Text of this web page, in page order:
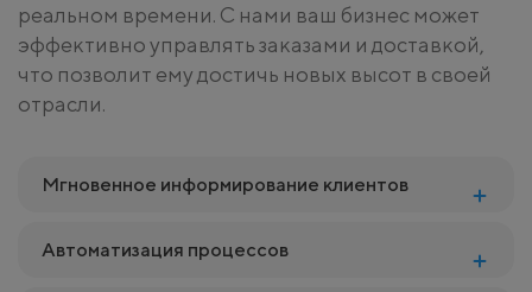
реальном времени. С нами ваш бизнес может
эффективно управлять заказами и доставкой,
что позволит ему достичь новых высот в своей
отрасли.
Мгновенное информирование клиентов
Автоматизация процессов